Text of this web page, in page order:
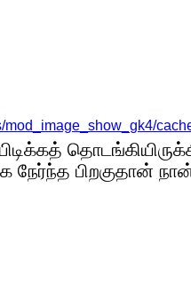
mod_image_show_gk4/
நேர்ந்த பிறகுதான்